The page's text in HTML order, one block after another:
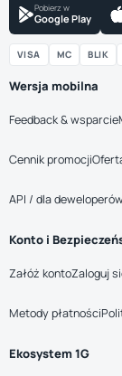
Pobierz w
Google Play
VISA MC BLIK
Wersja mobilna
Feedback & wsparcie
Cennik promocji
API / dla
Konto i
Załóż kontoZaloguj
Metody płatności
Ekosystem 1G